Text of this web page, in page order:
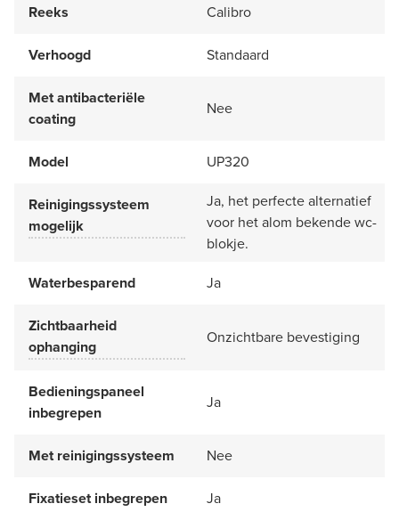
Reeks
Calibro
Verhoogd Standaard
Met antibacteriële
coating
Nee
Model UP320
Reinigingssysteem
mogelijk
Ja, het perfecte alternatief
voor het alom bekende wc-
blokje.
Waterbesparend
Ja
Zichtbaarheid
ophanging
Onzichtbare bevestiging
Bedieningspaneel
inbegrepen
Ja
Met reinigingssysteem Nee
Fixatieset inbegrepen Ja